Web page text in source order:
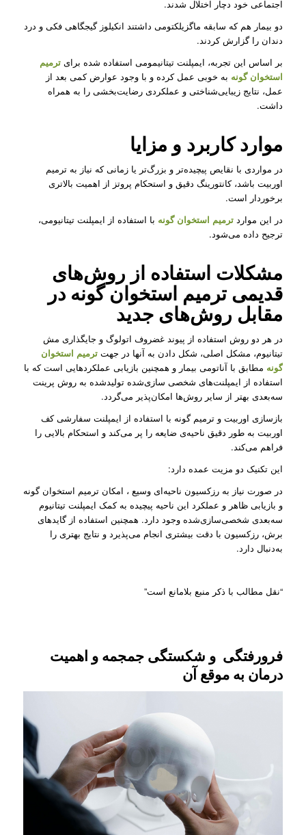
اجتماعی خود دچار اختلال شدند.
دو بیمار هم که سابقه ماگزیلکتومی داشتند انکیلوز گیجگاهی فکی و درد
دندان را گزارش کردند.
بر اساس این تجربه، ایمپلنت تیتانیمومی استفاده شده برای ترمیم
استخوان گونه به خوبی عمل کرده و با وجود عوارض کمی بعد از
عمل، نتایج زیبایی‌شناختی و عملکردی رضایت‌بخشی را به همراه
داشت.
موارد کاربرد و مزایا
در مواردی با نقایص پیچیده‌تر و بزرگ‌تر یا زمانی که نیاز به ترمیم
اوربیت باشد، کانتورینگ دقیق و استحکام پروتز از اهمیت بالاتری
برخوردار است.
در این موارد ترمیم استخوان گونه با استفاده از ایمپلنت تیتانیومی،
ترجیح داده می‌شود.
مشکلات استفاده از روش‌های
قدیمی ترمیم استخوان گونه در
مقابل روش‌های جدید
در هر دو روش استفاده از پیوند غضروف اتولوگ و جایگذاری مش
تیتانیوم، مشکل اصلی، شکل دادن به آنها در جهت ترمیم استخوان
گونه مطابق با آناتومی بیمار و همچنین بازیابی عملکردهایی است که با
استفاده از ایمپلنت‌های شخصی سازی‌شده تولید‌شده به روش پرینت
سه‌بعدی بهتر از سایر روش‌ها امکان‌پذیر می‌گردد.
بازسازی اوربیت و ترمیم گونه با استفاده از ایمپلنت سفارشی کف
اوربیت به طور دقیق ناحیه‌ی ضایعه را پر می‌کند و استحکام بالایی را
فراهم می‌کند.
این تکنیک دو مزیت عمده دارد:
در صورت نیاز به رزکسیون ناحیه‌ای‌ وسیع ، امکان ترمیم استخوان گونه
و بازیابی ظاهر و عملکرد این ناحیه پیچیده به کمک ایمپلنت تیتانیوم
سه‌بعدی شخصی‌سازی‌شده وجود دارد. همچنین استفاده از گایدهای
برش، رزکسیون با دقت بیشتری انجام می‌پذیرد و نتایج بهتری را
به‌دنبال دارد.
“نقل مطالب با ذکر منبع بلامانع است”
فرورفتگی و شکستگی جمجمه و اهمیت
درمان به موقع آن